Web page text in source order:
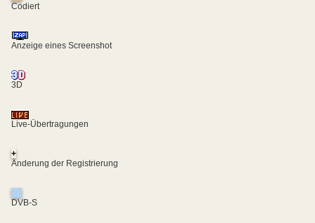
Codiert
Anzeige eines Screenshot
3D
Live-Übertragungen
+
Änderung der Registrierung
DVB-S